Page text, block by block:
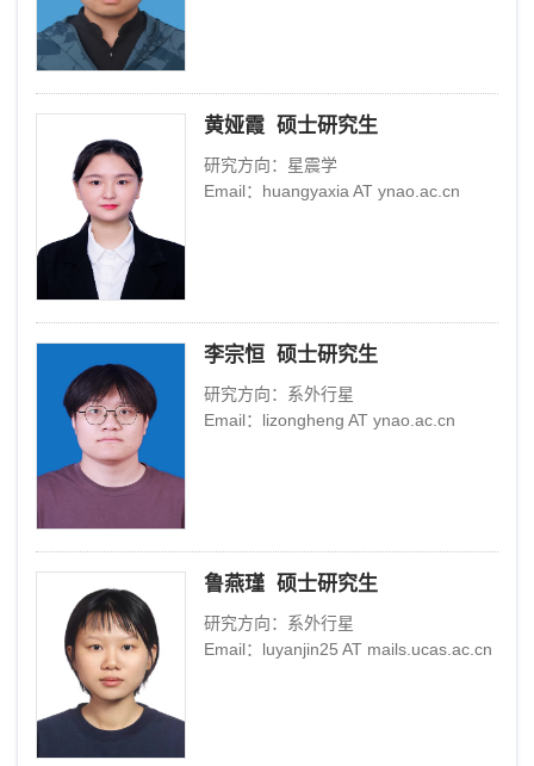
黄娅霞 硕士研究生
研究方向：星震学
Email：huangyaxia AT ynao.ac.cn
李宗恒 硕士研究生
研究方向：系外行星
Email：lizongheng AT ynao.ac.cn
鲁燕瑾 硕士研究生
研究方向：系外行星
Email：luyanjin25 AT mails.ucas.ac.cn